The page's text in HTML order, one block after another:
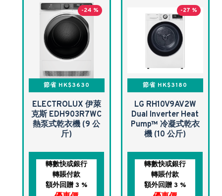
-24 %
節省 HK$3630
ELECTROLUX 伊萊
克斯 EDH903R7WC
熱泵式乾衣機 (9 公
斤)
轉數快或銀行
轉賬付款
額外回贈 3 %
-27 %
節省 HK$3180
LG RH10V9AV2W
Dual Inverter Heat
Pump™ 冷凝式乾衣
機 (10 公斤)
轉數快或銀行
轉賬付款
額外回贈 3 %